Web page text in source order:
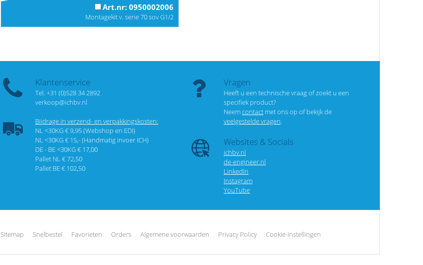
Art.nr: 0950002006
Montagekit v. serie 70 sov G1/2
Klantenservice
Tel. +31 (0)528 34 2892
verkoop@ichbv.nl
Bijdrage in verzend- en verpakkingskosten:
NL <30KG € 9,95 (Webshop en EDI)
NL <30KG € 15,- (Handmatig invoer ICH)
DE - BE <30KG € 17,00
Pallet NL € 72,50
Pallet BE € 102,50
Vragen
Heeft u een technische vraag of zoekt u een
specifiek product?
Neemcontact met ons op of bekijk de
veelgestelde vragen.
Websites & Socials
ichbv.nl
de-engineer.nl
LinkedIn
Instagram
YouTube
Sitemap Snelbestel Favorieten Orders Algemene voorwaarden Privacy Policy Cookie-instellingen